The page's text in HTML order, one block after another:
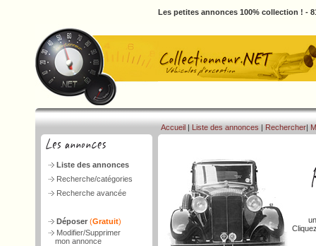
Les petites annonces 100% collection ! -
Liste des annonces
Recherche/catégories
Recherche avancée
Déposer (Gratuit)
Modifier/Supprimer
mon annonce
Accueil | Liste des annonces | Rechercher|